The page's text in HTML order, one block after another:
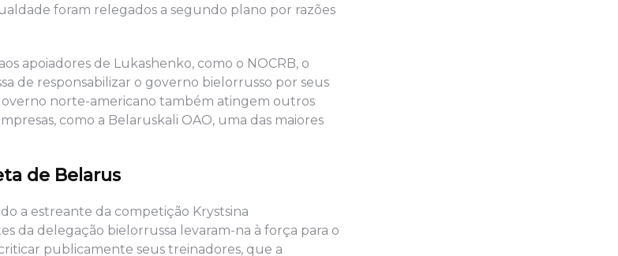
foram relegados a segundo plano por razões
apoiadores de Lukashenko, como o NOCRB, o
de responsabilizar o governo bielorrusso por seus
norte-americano também atingem outros
como a Belaruskali OAO, uma das maiores
de Belarus
a estreante da competição Krystsina
da delegação bielorrussa levaram-na à força para o
publicamente seus treinadores, que a